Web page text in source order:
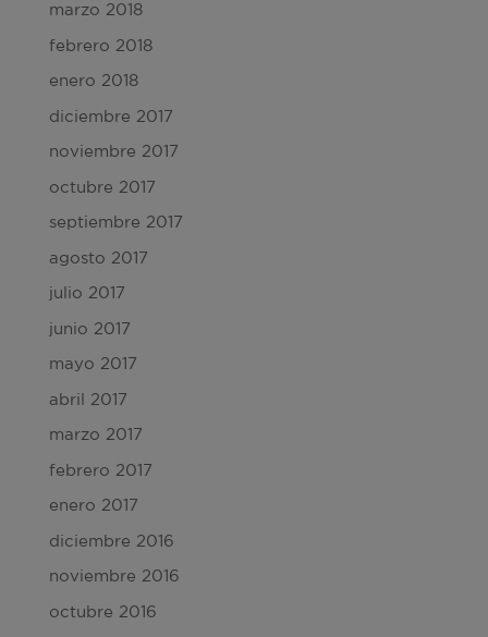
marzo 2018
febrero 2018
enero 2018
diciembre 2017
noviembre 2017
octubre 2017
septiembre 2017
agosto 2017
julio 2017
junio 2017
mayo 2017
abril 2017
marzo 2017
febrero 2017
enero 2017
diciembre 2016
noviembre 2016
octubre 2016